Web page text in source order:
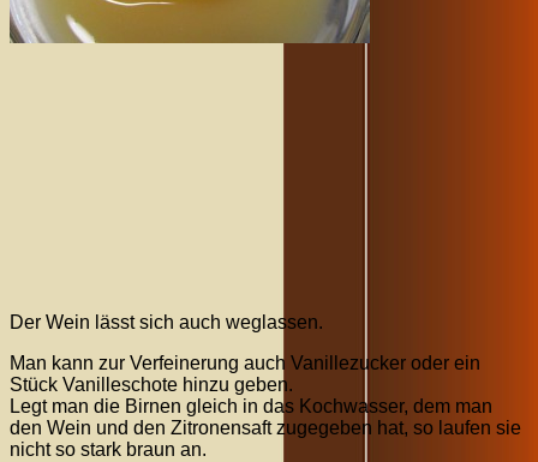
Der Wein lässt sich auch weglassen.
Man kann zur Verfeinerung auch Vanillezucker oder ein
Stück Vanilleschote hinzu geben.
Legt man die Birnen gleich in das Kochwasser, dem man
den Wein und den Zitronensaft zugegeben hat, so laufen sie
nicht so stark braun an.